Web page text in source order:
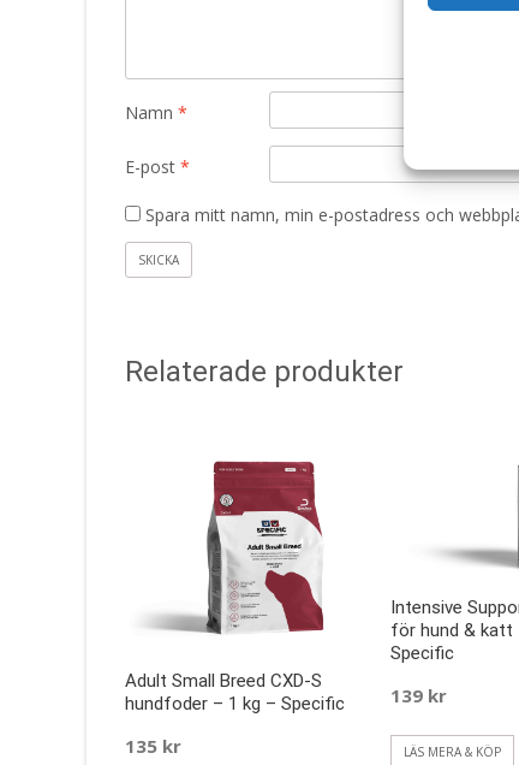
Namn *
E-post *
Spara mitt namn, min e-postadress och
Relaterade produkter
Adult Small Breed CXD-S
hundfoder – 1 kg – Specific
135 kr
Intensive
för hund & katt
Specific
139 kr
LÄS MERA & KÖP